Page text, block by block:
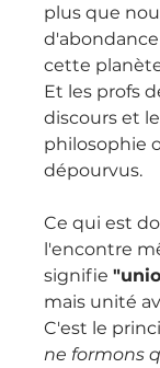
plus que
cette
Et les profs
discours et
philosophie
dépourvus.
Ce qui est
l'encontre
signifie
mais unité
C'est le
ne formons